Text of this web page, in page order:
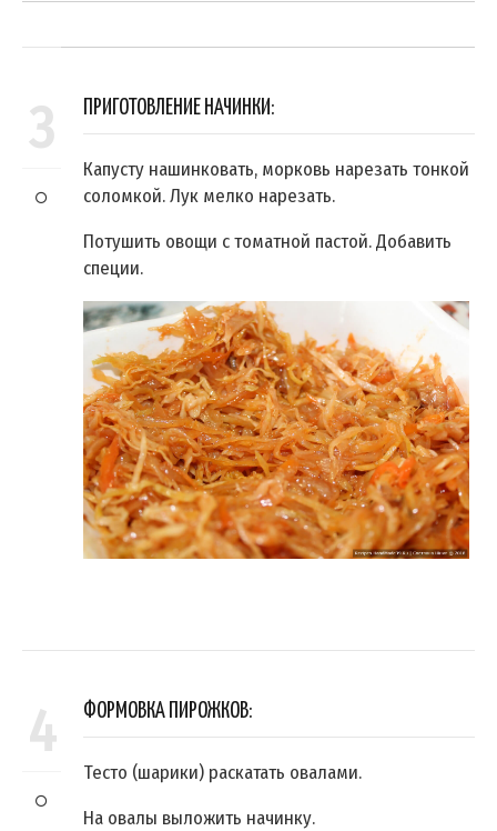
3 ПРИГОТОВЛЕНИЕ НАЧИНКИ:
Капусту нашинковать, морковь нарезать тонкой
соломкой. Лук мелко нарезать.
Потушить овощи с томатной пастой. Добавить
специи.
4 ФОРМОВКА ПИРОЖКОВ:
Тесто (шарики) раскатать овалами.
На овалы выложить начинку.